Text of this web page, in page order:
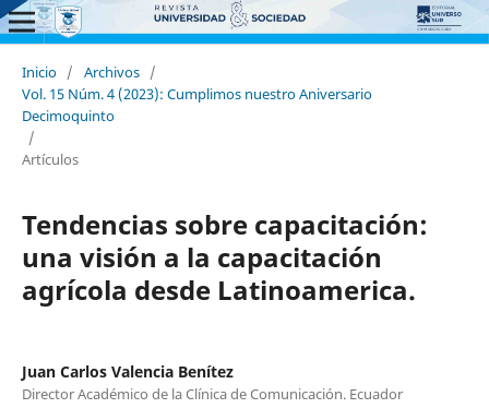
Inicio / Archivos /
Vol. 15 Núm. 4 (2023): Cumplimos nuestro Aniversario
Decimoquinto
/
Artículos
Tendencias sobre capacitación:
una visión a la capacitación
agrícola desde Latinoamerica.
Juan Carlos Valencia Benítez
Director Académico de la Clínica de Comunicación. Ecuador